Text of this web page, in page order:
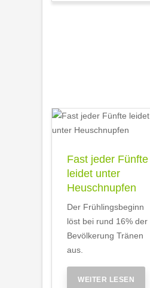
Fast jeder Fünfte
leidet unter
Heuschnupfen
Der Frühlingsbeginn
löst bei rund 16% der
Bevölkerung Tränen
aus.
WEITER LESEN